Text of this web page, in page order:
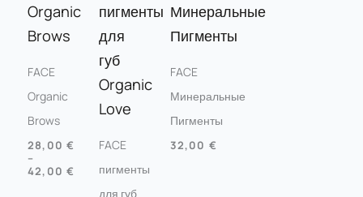
FACE
Organic
Brows
28,00€
–
42,00€
FACE
пигменты
для губ
FACE
Минеральные
Пигменты
32,00 €